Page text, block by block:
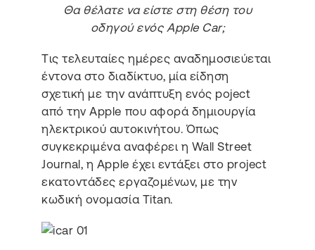
Θα θέλατε να είστε στη θέση του
οδηγού ενός Apple Car;
Tις τελευταίες ημέρες αναδημοσιεύεται
έντονα στο διαδίκτυο, μία είδηση
σχετική με την ανάπτυξη ενός poject
από την Apple που αφορά δημιουργία
ηλεκτρικού αυτοκινήτου. Όπως
συγκεκριμένα αναφέρει η Wall Street
Journal, η Apple έχει εντάξει στο project
εκατοντάδες εργαζομένων, με την
κωδική ονομασία Titan.